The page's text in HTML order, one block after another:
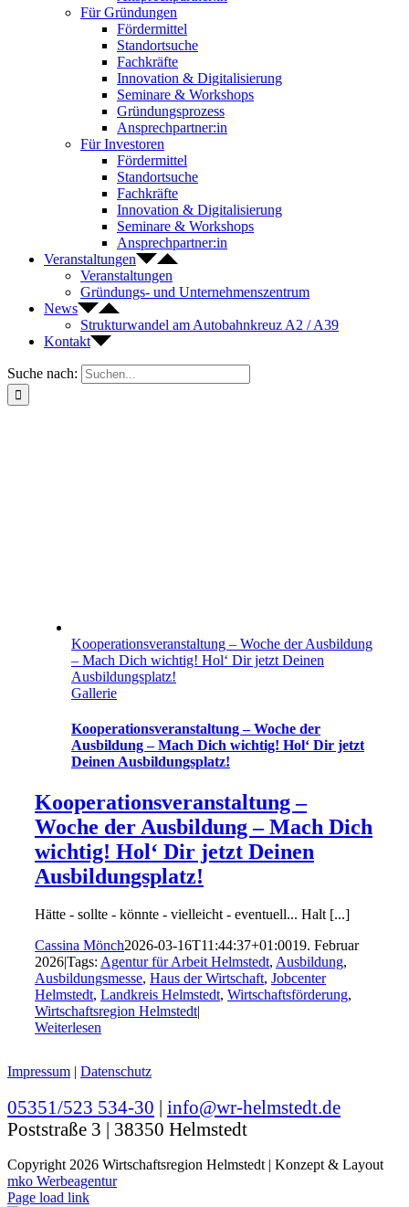
Für Gründungen
Fördermittel
Standortsuche
Fachkräfte
Innovation & Digitalisierung
Seminare & Workshops
Gründungsprozess
Ansprechpartner:in
Für Investoren
Fördermittel
Standortsuche
Fachkräfte
Innovation & Digitalisierung
Seminare & Workshops
Ansprechpartner:in
Veranstaltungen
Veranstaltungen
Gründungs- und Unternehmenszentrum
News
Strukturwandel am Autobahnkreuz A2 / A39
Kontakt
Suche nach:
Kooperationsveranstaltung – Woche der Ausbildung
– Mach Dich wichtig! Hol‘ Dir jetzt Deinen
Ausbildungsplatz!
Gallerie
Kooperationsveranstaltung – Woche der
Ausbildung – Mach Dich wichtig! Hol‘ Dir jetzt
Deinen Ausbildungsplatz!
Kooperationsveranstaltung –
Woche der Ausbildung – Mach Dich
wichtig! Hol‘ Dir jetzt Deinen
Ausbildungsplatz!
Hätte - sollte - könnte - vielleicht - eventuell... Halt [...]
Cassina Mönch2026-03-16T11:44:37+01:0019. Februar
2026|Tags: Agentur für Arbeit Helmstedt, Ausbildung,
Ausbildungsmesse, Haus der Wirtschaft, Jobcenter
Helmstedt, Landkreis Helmstedt, Wirtschaftsförderung,
Wirtschaftsregion Helmstedt|
Weiterlesen
Impressum | Datenschutz
05351/523 534-30 | info@wr-helmstedt.de
Poststraße 3 | 38350 Helmstedt
Copyright2026 Wirtschaftsregion Helmstedt | Konzept & Layout
mko Werbeagentur
Page load link